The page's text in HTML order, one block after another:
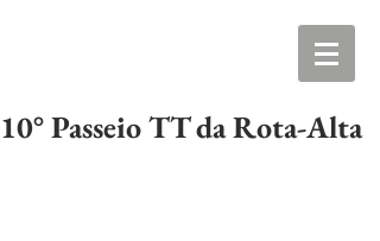
10° Passeio TT da Rota-Alta